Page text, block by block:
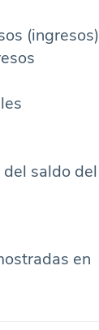
(ingresos)
del saldo del
en